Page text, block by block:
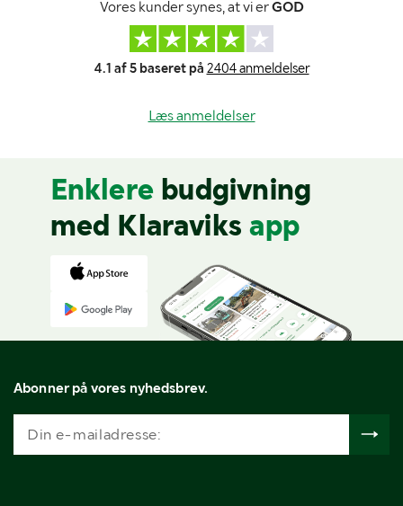
Vores kunder synes, at vi erGOD
4.1 af 5 baseret på 2404 anmeldelser
Læs anmeldelser
Enklere budgivning
med Klaraviks app
Abonner på vores nyhedsbrev.